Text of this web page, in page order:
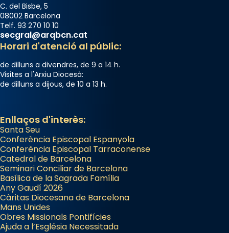
C. del Bisbe, 5
08002 Barcelona
Telf. 93 270 10 10
secgral@arqbcn.cat
Horari d'atenció al públic:
de dilluns a divendres, de 9 a 14 h.
Visites a l'Arxiu Diocesà:
de dilluns a dijous, de 10 a 13 h.
Enllaços d'interès:
Santa Seu
Conferència Episcopal Espanyola
Conferència Episcopal Tarraconense
Catedral de Barcelona
Seminari Conciliar de Barcelona
Basílica de la Sagrada Família
Any Gaudí 2026
Càritas Diocesana de Barcelona
Mans Unides
Obres Missionals Pontifícies
Ajuda a l’Església Necessitada